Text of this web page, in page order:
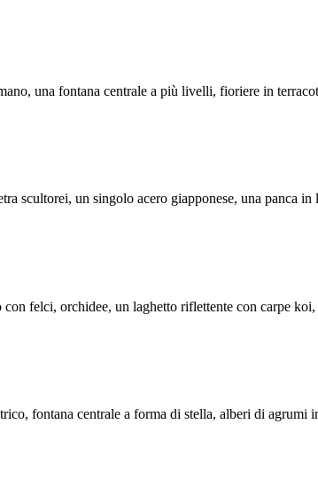
una fontana centrale a più livelli, fioriere in
scultorei, un singolo acero giapponese, una
felci, orchidee, un laghetto riflettente con carpe
fontana centrale a forma di stella, alberi di agrumi